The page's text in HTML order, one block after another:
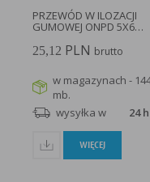
PRZEWÓD W ILOZACJI
GUMOWEJ ONPD 5X6
H07RN-F BĘBEN...
25,12 PLN brutto
w magazynach -
mb.
wysyłka w
24 h
WIĘCEJ